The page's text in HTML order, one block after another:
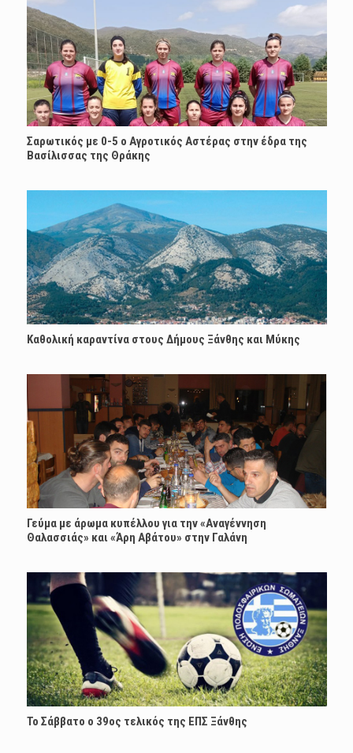
Σαρωτικός με 0-5 ο Αγροτικός Αστέρας στην έδρα της
Βασίλισσας της Θράκης
Καθολική καραντίνα στους Δήμους Ξάνθης και Μύκης
Γεύμα με άρωμα κυπέλλου για την «Αναγέννηση
Θαλασσιάς» και «Άρη Αβάτου» στην Γαλάνη
Το Σάββατο ο 39ος τελικός της ΕΠΣ Ξάνθης